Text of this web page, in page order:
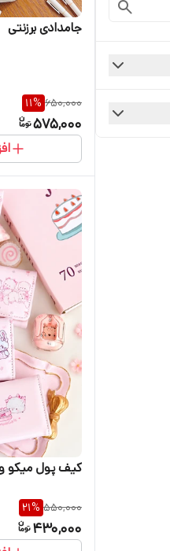
جامدادی برزنتی
650,000
11%
575,000
کیف پول میکو و
550,000
21%
430,000